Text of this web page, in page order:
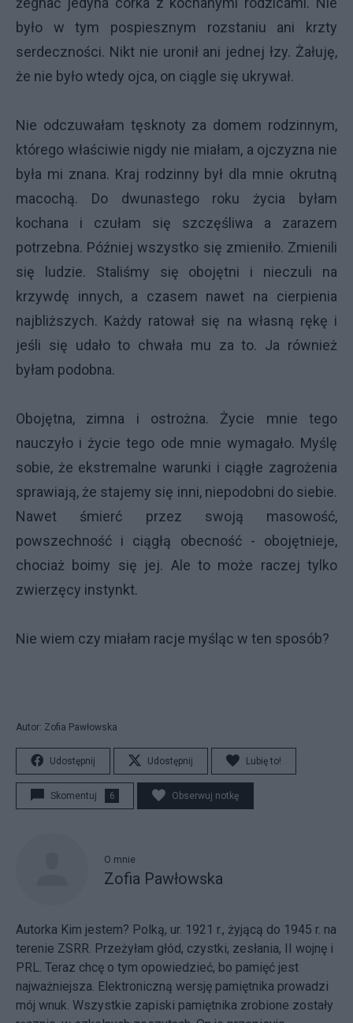
było w tym pospiesznym rozstaniu ani krzty
serdeczności. Nikt nie uronił ani jednej łzy. Żałuję,
że nie było wtedy ojca, on ciągle się ukrywał.
Nie odczuwałam tęsknoty za domem rodzinnym,
którego właściwie nigdy nie miałam, a ojczyzna nie
była mi znana. Kraj rodzinny był dla mnie okrutną
macochą. Do dwunastego roku życia byłam
kochana i czułam się szczęśliwa a zarazem
potrzebna. Później wszystko się zmieniło. Zmienili
się ludzie. Staliśmy się obojętni i nieczuli na
krzywdę innych, a czasem nawet na cierpienia
najbliższych. Każdy ratował się na własną rękę i
jeśli się udało to chwała mu za to. Ja również
byłam podobna.
Obojętna, zimna i ostrożna. Życie mnie tego
nauczyło i życie tego ode mnie wymagało. Myślę
sobie, że ekstremalne warunki i ciągłe zagrożenia
sprawiają, że stajemy się inni, niepodobni do siebie.
Nawet śmierć przez swoją masowość,
powszechność i ciągłą obecność - obojętnieje,
chociaż boimy się jej. Ale to może raczej tylko
zwierzęcy instynkt.
Nie wiem czy miałam racje myśląc w ten sposób?
Autor: Zofia Pawłowska
Udostępnij Udostępnij Lubię to!
Skomentuj 6 Obserwuj notkę
O mnie
Zofia Pawłowska
Autorka Kim jestem? Polką, ur. 1921 r., żyjącą do 1945 r. na
terenie ZSRR. Przeżyłam głód, czystki, zesłania, II wojnę i
PRL. Teraz chcę o tym opowiedzieć, bo pamięć jest
najważniejsza. Elektroniczną wersję pamiętnika prowadzi
mój wnuk. Wszystkie zapiski pamiętnika zrobione zostały